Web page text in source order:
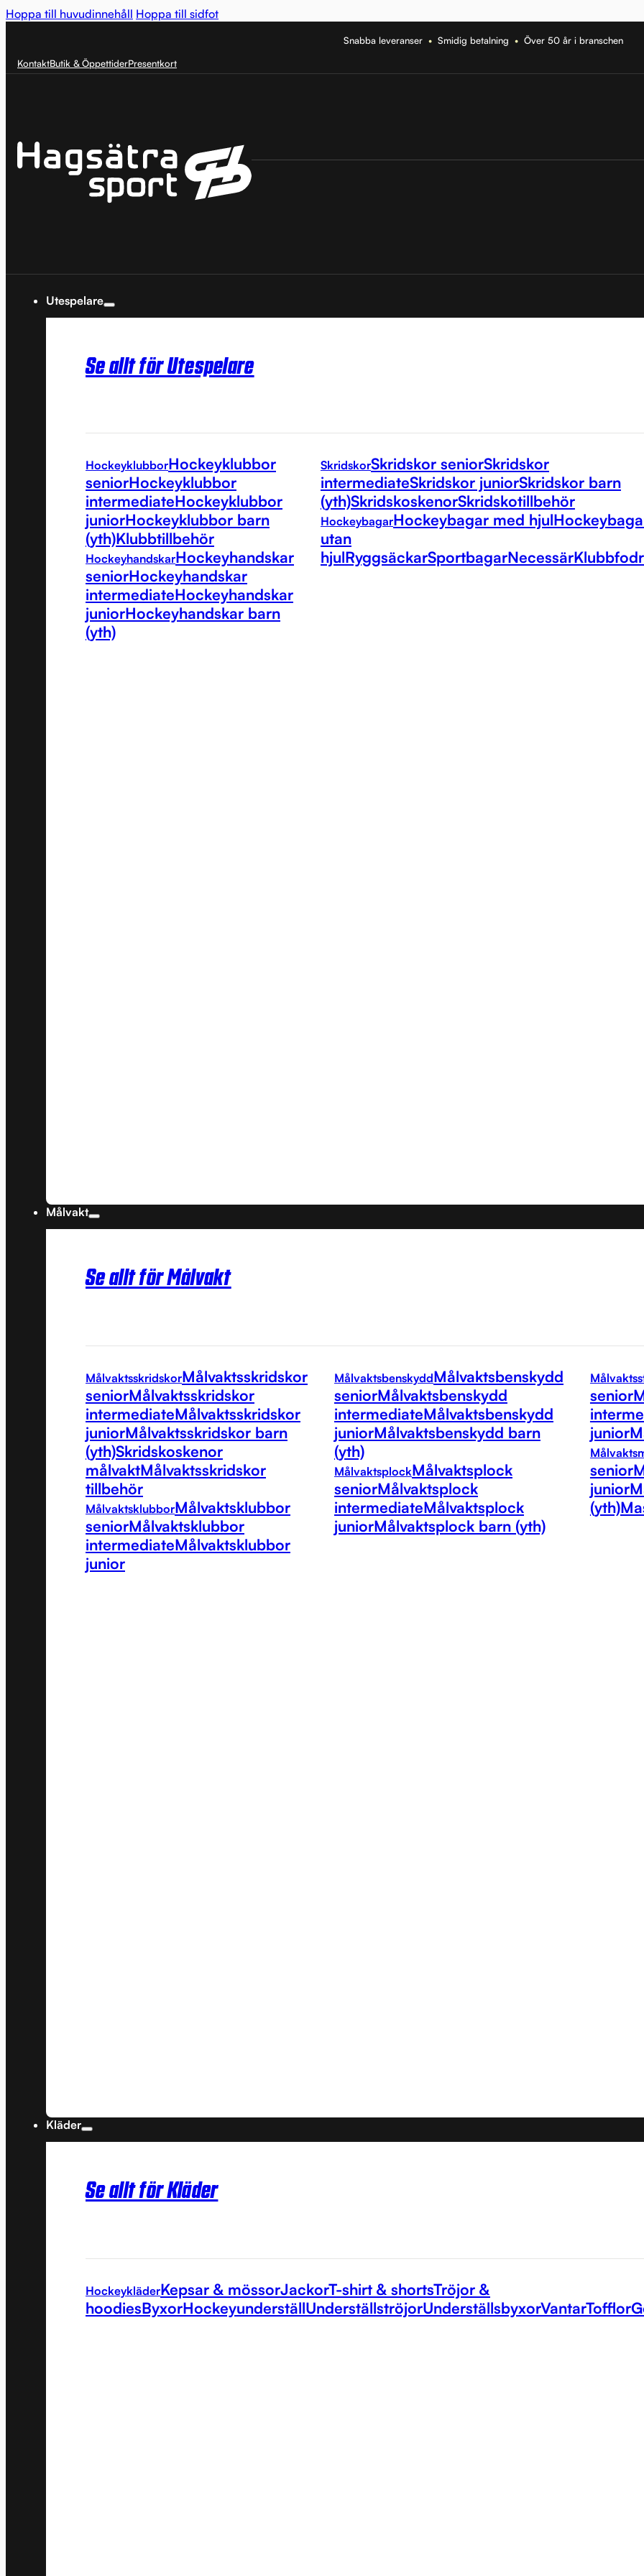
Hoppa till huvudinnehåll Hoppa till sidfot
Snabba leveranser •Smidig betalning •Över 50 år i branschen
KontaktButik & ÖppettiderPresentkort
Utespelare
Se allt för Utespelare
HockeyklubborHockeyklubbor
seniorHockeyklubbor
intermediateHockeyklubbor
juniorHockeyklubbor barn
(yth)Klubbtillbehör
HockeyhandskarHockeyhandskar
seniorHockeyhandskar
intermediateHockeyhandskar
juniorHockeyhandskar barn
(yth)
SkridskorSkridskor seniorSkridskor
intermediateSkridskor juniorSkridskor barn
(yth)SkridskoskenorSkridskotillbehör
HockeybagarHockeybagar med hjul
utan
hjulRyggsäckarSportbagarNecessär
Målvakt
Se allt för Målvakt
MålvaktsskridskorMålvaktsskridskor
seniorMålvaktsskridskor
intermediateMålvaktsskridskor
juniorMålvaktsskridskor barn
(yth)Skridskoskenor
målvaktMålvaktsskridskor
tillbehör
MålvaktsklubborMålvaktsklubbor
seniorMålvaktsklubbor
intermediateMålvaktsklubbor
junior
MålvaktsbenskyddMålvaktsbenskydd
seniorMålvaktsbenskydd
intermediateMålvaktsbenskydd
juniorMålvaktsbenskydd barn
(yth)
MålvaktsplockMålvaktsplock
seniorMålvaktsplock
intermediateMålvaktsplock
juniorMålvaktsplock barn (yth)
senior
junior
senior
junior
(yth)
Kläder
Se allt för Kläder
HockeykläderKepsar & mössorJackorT-shirt & shortsTröjor &
hoodiesByxorHockeyunderställUnderställströjorUnderställsbyxorVantarTofflor